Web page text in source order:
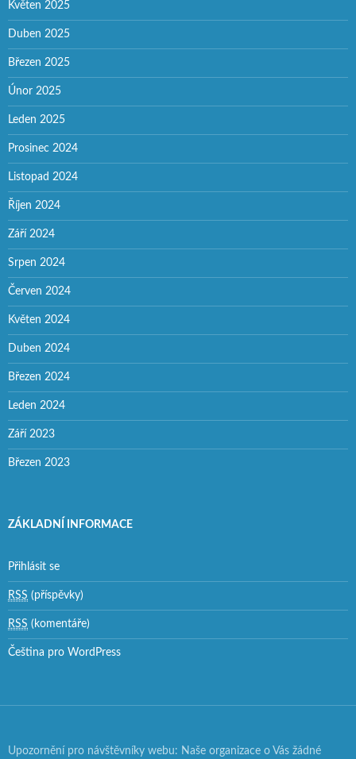
Květen 2025
Duben 2025
Březen 2025
Únor 2025
Leden 2025
Prosinec 2024
Listopad 2024
Říjen 2024
Září 2024
Srpen 2024
Červen 2024
Květen 2024
Duben 2024
Březen 2024
Leden 2024
Září 2023
Březen 2023
ZÁKLADNÍ INFORMACE
Přihlásit se
RSS (příspěvky)
RSS (komentáře)
Čeština pro WordPress
Upozornění pro návštěvníky webu: Naše organizace o Vás žádné